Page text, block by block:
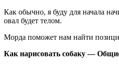
Как обычно, я буду для начала
овал будет телом.
Морда поможет нам найти
Как нарисовать собаку —